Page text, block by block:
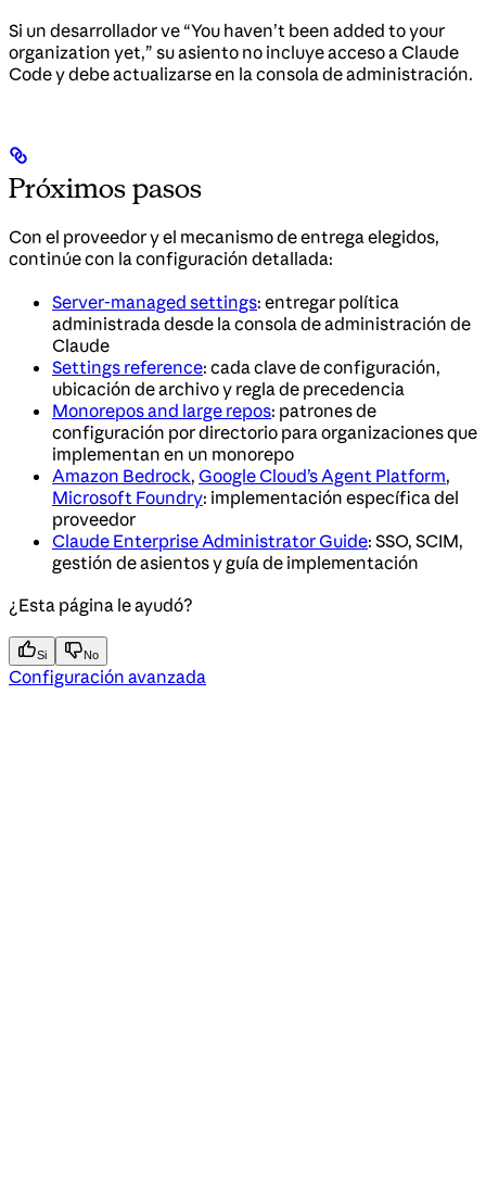
Si un desarrollador ve “You haven’t been added to your
organization yet,” su asiento no incluye acceso a Claude
Code y debe actualizarse en la consola de administración.
Próximos pasos
Con el proveedor y el mecanismo de entrega elegidos,
continúe con la configuración detallada:
Server-managed settings: entregar política
administrada desde la consola de administración de
Claude
Settings reference: cada clave de configuración,
ubicación de archivo y regla de precedencia
Monorepos and large repos: patrones de
configuración por directorio para organizaciones que
implementan en un monorepo
Amazon Bedrock, Google Cloud’s Agent Platform,
Microsoft Foundry: implementación específica del
proveedor
Claude Enterprise Administrator Guide: SSO, SCIM,
gestión de asientos y guía de implementación
¿Esta página le ayudó?
Si No
Configuración avanzada